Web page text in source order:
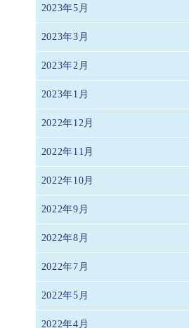
2023年5月
2023年3月
2023年2月
2023年1月
2022年12月
2022年11月
2022年10月
2022年9月
2022年8月
2022年7月
2022年5月
2022年4月